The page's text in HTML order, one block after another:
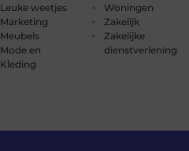
Leuke weetjes
Marketing
Meubels
Mode en
Kleding
Woningen
Zakelijk
Zakelijke
dienstverlening